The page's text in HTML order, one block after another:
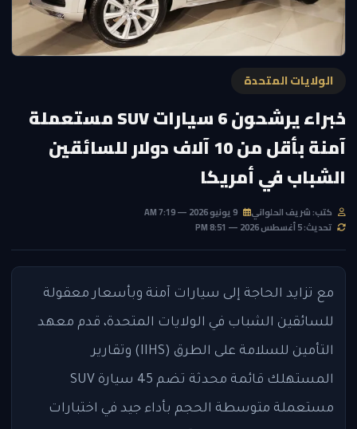
الولايات المتحدة
خبراء يرشحون 6 سيارات SUV مستعملة
آمنة بأقل من 10 آلاف دولار للسائقين
الشباب في أمريكا
كتب: شريف الحلواني
تحديث: 5 أغسطس 2026 — 8:51 PM
مع تزايد الحاجة إلى سيارات آمنة وبأسعار معقولة
للسائقين الشباب في الولايات المتحدة، قدم معهد
التأمين للسلامة على الطرق (IIHS) وتقارير
المستهلك قائمة محدثة تضم 45 سيارة SUV
مستعملة متوسطة الحجم بأداء جيد في اختبارات